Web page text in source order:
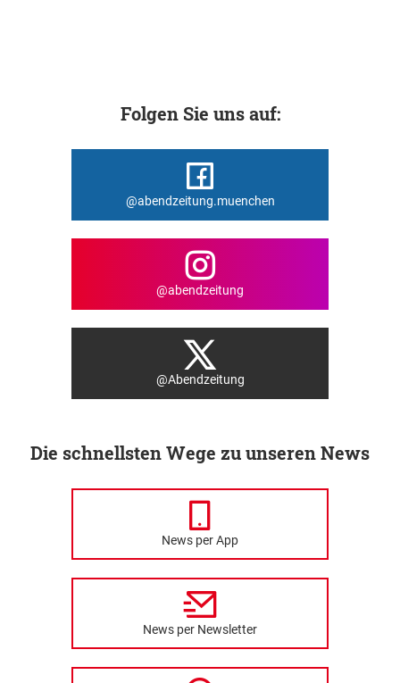
Folgen Sie uns auf:
@abendzeitung.muenchen
@abendzeitung
@Abendzeitung
Die schnellsten Wege zu unseren News
News per App
News per Newsletter